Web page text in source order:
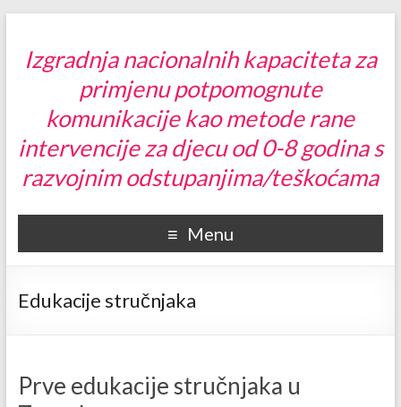
Izgradnja nacionalnih kapaciteta za
primjenu potpomognute
komunikacije kao metode rane
intervencije za djecu od 0-8 godina s
razvojnim odstupanjima/teškoćama
Menu
Edukacije stručnjaka
Prve edukacije stručnjaka u